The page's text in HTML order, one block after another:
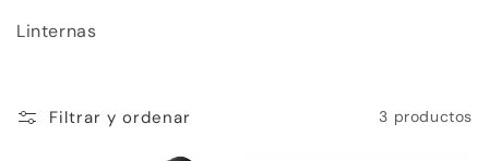
c
Linternas
Filtrar y ordenar 3 productos